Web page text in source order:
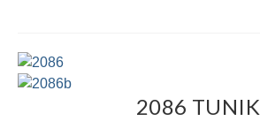
Produk
2086 TUNIK